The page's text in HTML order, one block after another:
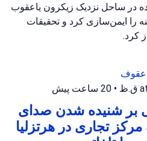
در ساحل نزدیک زیکرون یاعقوب
را ایمن‌سازی کرد و تحقیقات
کرد.
• 20 ساعت پیش
بر شنیده شدن صدای
تجاری در هرتزلیا